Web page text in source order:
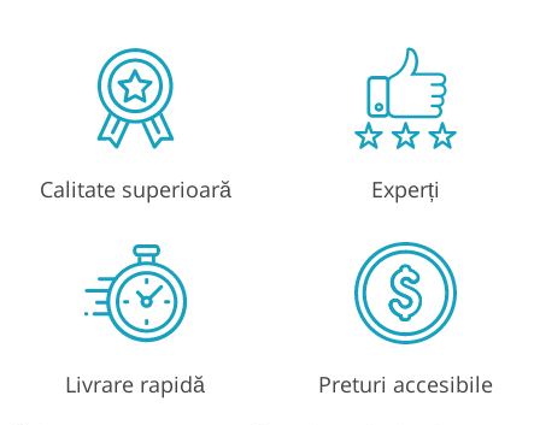
Calitate superioară Experți
Livrare rapidă Preturi accesibile